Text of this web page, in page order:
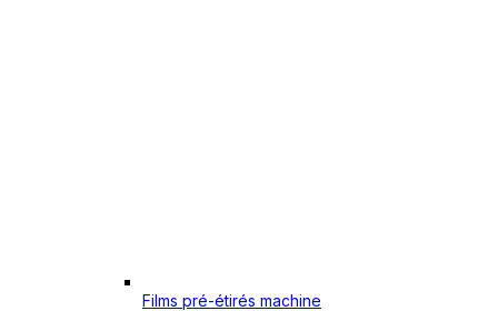
Films pré-étirés machine